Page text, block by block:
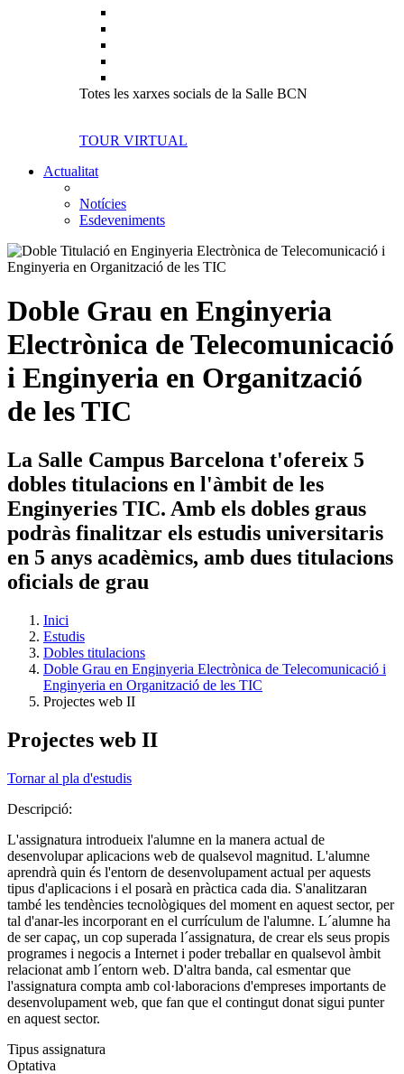
Totes les xarxes socials de la Salle BCN
TOUR VIRTUAL
Actualitat
Notícies
Esdeveniments
Doble Grau en Enginyeria
Electrònica de Telecomunicació
i Enginyeria en Organització
de les TIC
La Salle Campus Barcelona t'ofereix 5
dobles titulacions en l'àmbit de les
Enginyeries TIC. Amb els dobles graus
podràs finalitzar els estudis universitaris
en 5 anys acadèmics, amb dues titulacions
oficials de grau
Inici
Estudis
Dobles titulacions
Doble Grau en Enginyeria Electrònica de Telecomunicació i
Enginyeria en Organització de les TIC
Projectes web II
Projectes web II
Tornar al pla d'estudis
Descripció:
L'assignatura introdueix l'alumne en la manera actual de
desenvolupar aplicacions web de qualsevol magnitud. L'alumne
aprendrà quin és l'entorn de desenvolupament actual per aquests
tipus d'aplicacions i el posarà en pràctica cada dia. S'analitzaran
també les tendències tecnològiques del moment en aquest sector, per
tal d'anar-les incorporant en el currículum de l'alumne. L´alumne ha
de ser capaç, un cop superada l´assignatura, de crear els seus propis
programes i negocis a Internet i poder treballar en qualsevol àmbit
relacionat amb l´entorn web. D'altra banda, cal esmentar que
l'assignatura compta amb col·laboracions d'empreses importants de
desenvolupament web, que fan que el contingut donat sigui punter
en aquest sector.
Tipus assignatura
Optativa